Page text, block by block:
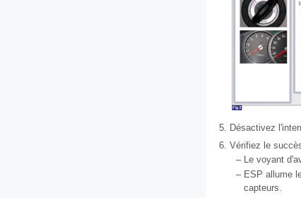
5. Désactivez
6. Vérifiez le
– Le voyant
– ESP allume
capteurs.